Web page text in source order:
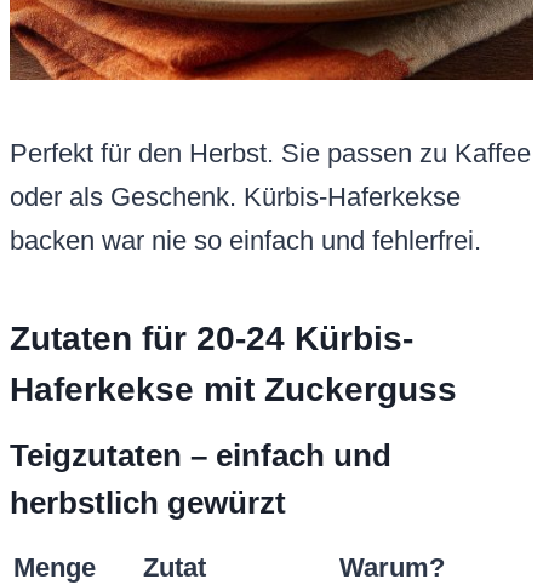
Perfekt für den Herbst. Sie passen zu Kaffee
oder als Geschenk. Kürbis-Haferkekse
backen war nie so einfach und fehlerfrei.
Zutaten für 20-24 Kürbis-
Haferkekse mit Zuckerguss
Teigzutaten – einfach und
herbstlich gewürzt
Menge Zutat Warum?